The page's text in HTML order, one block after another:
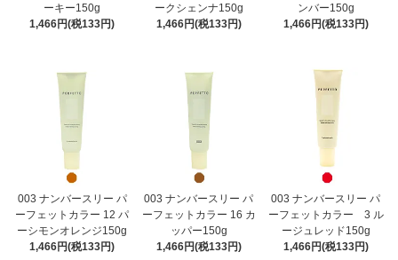
ーキー150g
1,466円(税133円)
ークシェンナ150g
1,466円(税133円)
ンバー150g
1,466円(税133円)
003 ナンバースリー パ
ーフェットカラー 12 パ
ーシモンオレンジ150g
1,466円(税133円)
003 ナンバースリー パ
ーフェットカラー 16 カ
ッパー150g
1,466円(税133円)
003 ナンバースリー パ
ーフェットカラー 3 ル
ージュレッド150g
1,466円(税133円)